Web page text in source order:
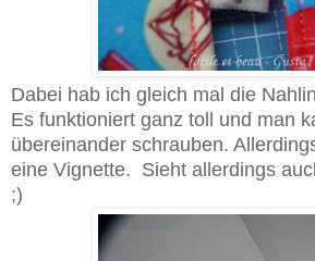
Dabei hab ich gleich mal die
Es funktioniert ganz toll und man
übereinander schrauben.
eine Vignette. Sieht allerdings
;)